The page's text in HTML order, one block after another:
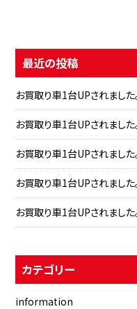
最近の投稿
お買取り車1台UPされました
お買取り車1台UPされました
お買取り車1台UPされました
お買取り車1台UPされました
お買取り車1台UPされました
カテゴリー
information